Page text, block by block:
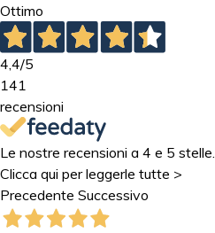
Ottimo
4,4/5
141
recensioni
Le nostre recensioni a 4 e 5 stelle.
Clicca qui per leggerle tutte >
Precedente Successivo